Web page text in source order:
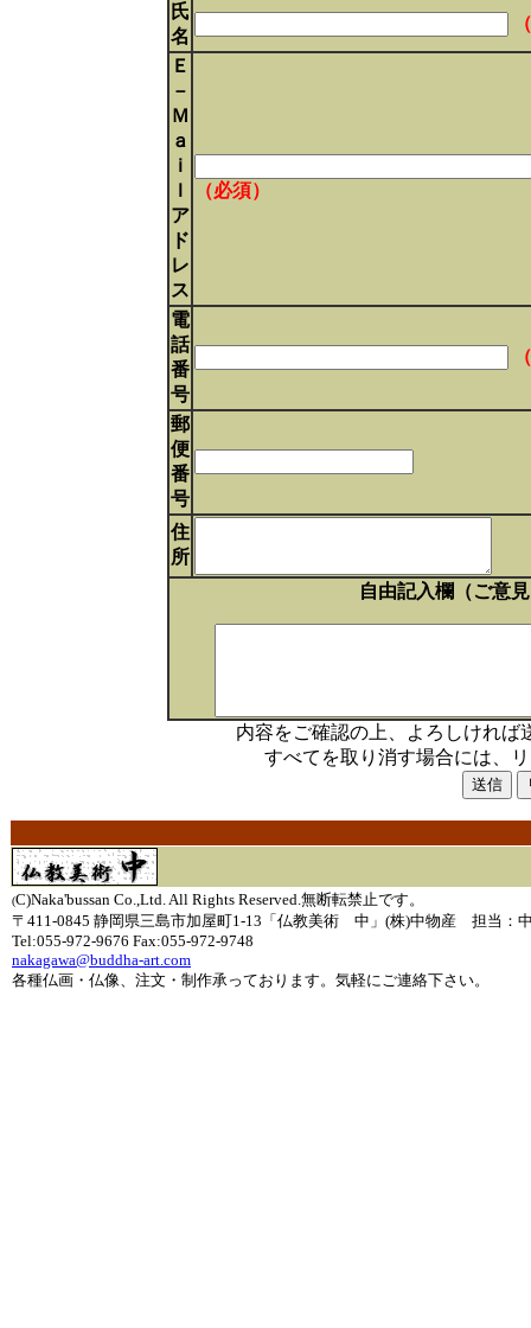
氏
名
Ｅ
－
Ｍ
ａ
ｉ
ｌ
ア
ド
レ
ス
（必須）
電
話
番
号
郵
便
番
号
住
所
自由記入欄（ご意
内容をご確認の上、よろしければ
すべてを取り消す場合には、
(C)Naka'bussan Co.,Ltd. All Rights Reserved.無断転禁止です。
〒411-0845 静岡県三島市加屋町1-13「仏教美術 中」(株)中物産 担当：
Tel:055-972-9676 Fax:055-972-9748
nakagawa@buddha-art.com
各種仏画・仏像、注文・制作承っております。気軽にご連絡下さい。